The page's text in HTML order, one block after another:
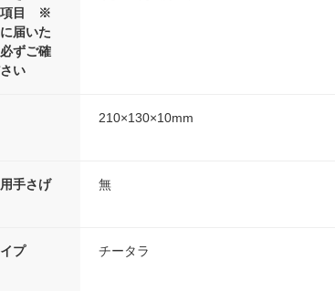
項目 ※
届いた
ずご確
い
210×130×10mm
手さげ
無
プ チータラ